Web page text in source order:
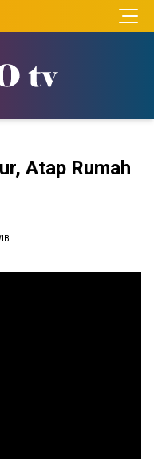
Atap Rumah